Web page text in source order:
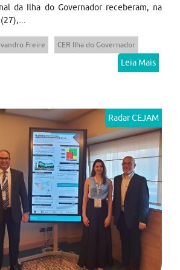
da Ilha do Governador receberam, na
Freire
CER Ilha do Governador
Leia Mais
Radar CEJAM